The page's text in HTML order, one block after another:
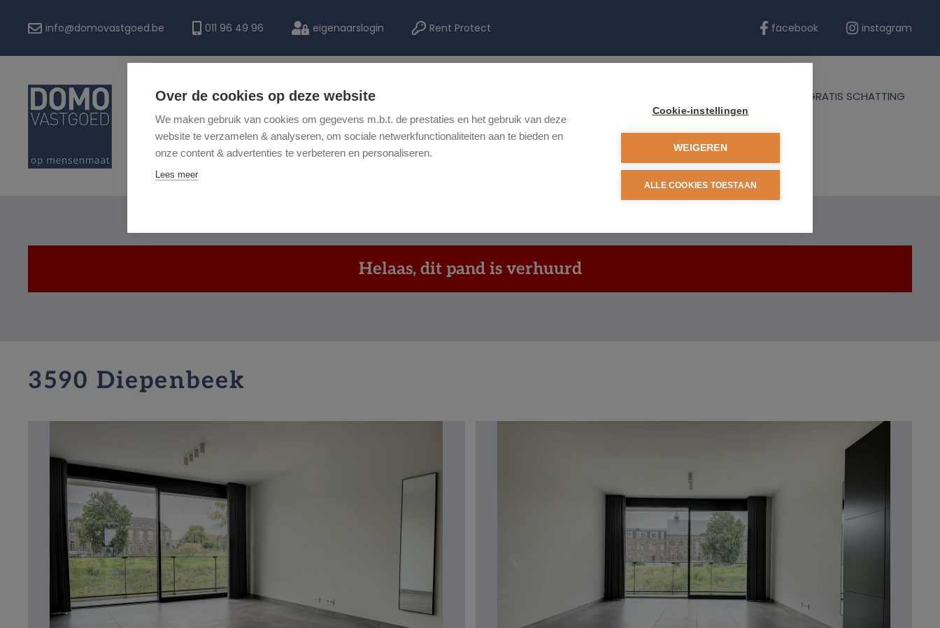
info@domovastgoed.be 011 96 49 96 eigenaarslogin Rent Protect facebook instagram
HOME TE KOOP TE HUUR GRATIS SCHATTING
Helaas, dit pand is verhuurd
3590 Diepenbeek
Over de cookies op deze website
We maken gebruik van cookies om gegevens m.b.t. de prestaties en het gebruik van deze
website te verzamelen & analyseren, om sociale netwerkfunctionaliteiten aan te bieden en
onze content & advertenties te verbeteren en personaliseren.
Lees meer
Cookie-instellingen
WEIGEREN
ALLE COOKIES TOESTAAN